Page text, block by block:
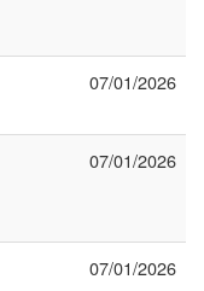
07/01/2026
07/01/2026
07/01/2026